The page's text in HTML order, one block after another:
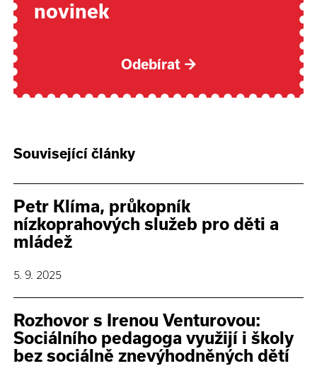
novinek
Odebírat →
Související články
Petr Klíma, průkopník
nízkoprahových služeb pro děti a
mládež
5. 9. 2025
Rozhovor s Irenou Venturovou:
Sociálního pedagoga využijí i školy
bez sociálně znevýhodněných dětí